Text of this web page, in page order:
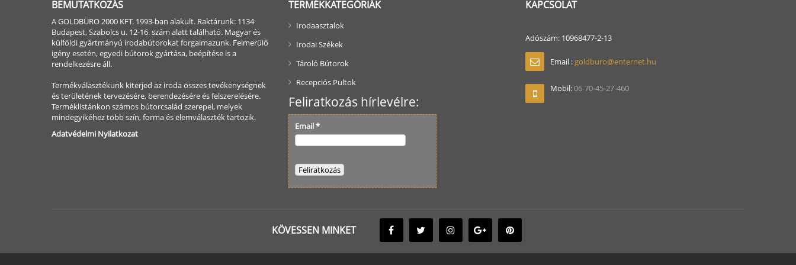
BEMUTATKOZÁS
A GOLDBÜRO 2000 KFT. 1993-ban alakult. Raktárunk: 1134
Budapest, Szabolcs u. 12-16. szám alatt található. Magyar és
külföldi gyártmányú irodabútorokat forgalmazunk. Felmerülő
igény esetén, egyedi bútorok gyártása, beépítése is a
rendelkezésre áll.
Termékválasztékunk kiterjed az iroda összes tevékenységnek
és területének tervezésére, berendezésére és felszerelésére.
Terméklistánkon számos bútorcsalád szerepel, melyek
mindegyikéhez több szín, forma és elemválaszték tartozik.
Adatvédelmi Nyilatkozat
TERMÉKKATEGÓRIÁK
Irodaasztalok
Irodai Székek
Tároló Bútorok
Recepciós Pultok
Feliratkozás hírlevélre:
Email*
KAPCSOLAT
Adószám: 10968477-2-13
Email : goldburo@enternet.hu
Mobil:06-70-45-27-460
KÖVESSEN MINKET